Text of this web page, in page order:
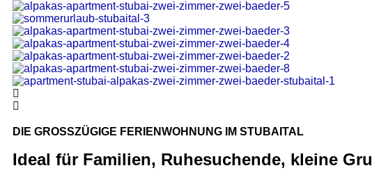
DIE GROSSZÜGIGE FERIENWOHNUNG IM STUBAITAL
Ideal für Familien, Ruhesuchende, kleine